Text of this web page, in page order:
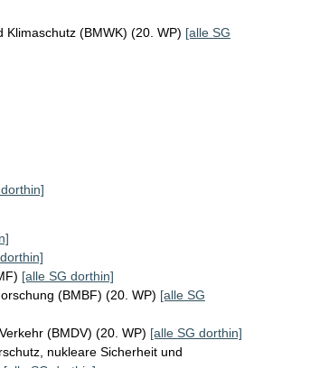
(BMWK) (20. WP) [alle SG
[alle SG dorthin]
(BMBF) (20. WP) [alle SG
(BMDV) (20. WP) [alle SG dorthin]
nukleare Sicherheit und